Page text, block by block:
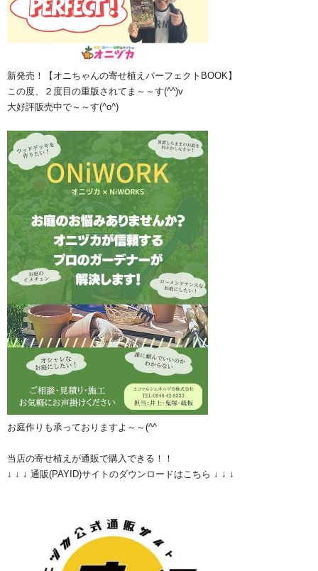
新発売！【オニちゃんの寄せ植えパーフェクトBOOK】
この度、２度目の重版されてま～～す(^^)v
大好評販売中で～～す(^o^)
お庭作りも承っておりますよ～～(^^ゞ
当店の寄せ植えが通販で購入できる！！
↓ ↓ ↓ 通販(PAYID)サイトのダウンロードはこちら ↓ ↓ ↓